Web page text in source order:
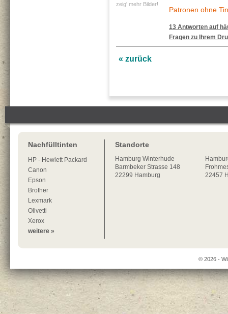
zeig' mehr Bilder!
Patronen ohne
13 Antworten auf
Fragen zu Ihrem
« zurück
Nachfülltinten
HP - Hewlett Packard
Canon
Epson
Brother
Lexmark
Olivetti
Xerox
weitere »
Standorte
Hamburg Winterhude
Barmbeker Strasse 148
22299 Hamburg
22457
© 2026 -